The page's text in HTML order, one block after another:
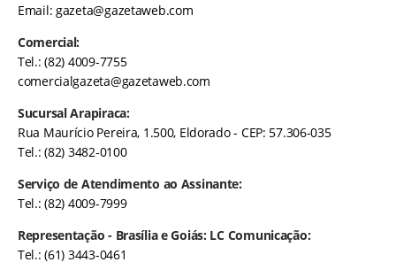
Email:gazeta@gazetaweb.com
Comercial:
Tel.: (82) 4009-7755
comercialgazeta@gazetaweb.com
Sucursal Arapiraca:
Rua Maurício Pereira, 1.500, Eldorado - CEP: 57.306-035
Tel.: (82) 3482-0100
Serviço de Atendimento ao Assinante:
Tel.: (82) 4009-7999
Representação - Brasília e Goiás: LC Comunicação:
Tel.: (61) 3443-0461